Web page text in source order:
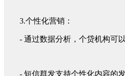
3.个性化营销：
- 通过数据分析，个贷机构可
- 短信群发支持个性化内容的